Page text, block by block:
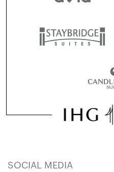
SOCIAL MEDIA